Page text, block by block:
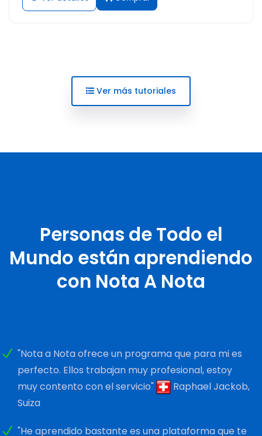
Ver más tutoriales
Personas de Todo el
Mundo están aprendiendo
con Nota A Nota
"Nota a Nota ofrece un programa que para mi es
perfecto. Ellos trabajan muy profesional, estoy
muy contento con el servicio"
Raphael Jackob,
Suiza
"He aprendido bastante es una plataforma que te